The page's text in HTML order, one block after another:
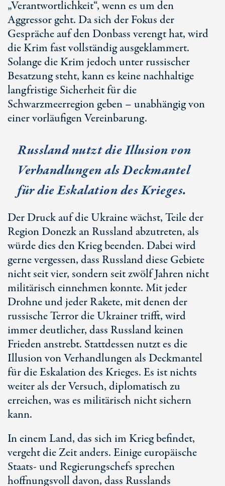
„Verantwortlichkeit“, wenn es um den
Aggressor geht. Da sich der Fokus der
Gespräche auf den Donbass verengt hat, wird
die Krim fast vollständig ausgeklammert.
Solange die Krim jedoch unter russischer
Besatzung steht, kann es keine nachhaltige
langfristige Sicherheit für die
Schwarzmeerregion geben – unabhängig von
einer vorläufigen Vereinbarung.
Russland nutzt die Illusion von
Verhandlungen als Deckmantel
für die Eskalation des Krieges.
Der Druck auf die Ukraine wächst, Teile der
Region Donezk an Russland abzutreten, als
würde dies den Krieg beenden. Dabei wird
gerne vergessen, dass Russland diese Gebiete
nicht seit vier, sondern seit zwölf Jahren nicht
militärisch einnehmen konnte. Mit jeder
Drohne und jeder Rakete, mit denen der
russische Terror die Ukrainer trifft, wird
immer deutlicher, dass Russland keinen
Frieden anstrebt. Stattdessen nutzt es die
Illusion von Verhandlungen als Deckmantel
für die Eskalation des Krieges. Es ist nichts
weiter als der Versuch, diplomatisch zu
erreichen, was es militärisch nicht sichern
kann.
In einem Land, das sich im Krieg befindet,
vergeht die Zeit anders. Einige europäische
Staats- und Regierungschefs sprechen
hoffnungsvoll davon, dass Russlands